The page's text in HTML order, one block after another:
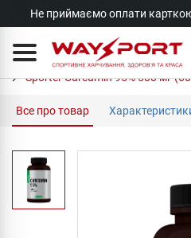
Не приймаємо оплати
Sporter Curcumin 95% 500 мг
Все про товар